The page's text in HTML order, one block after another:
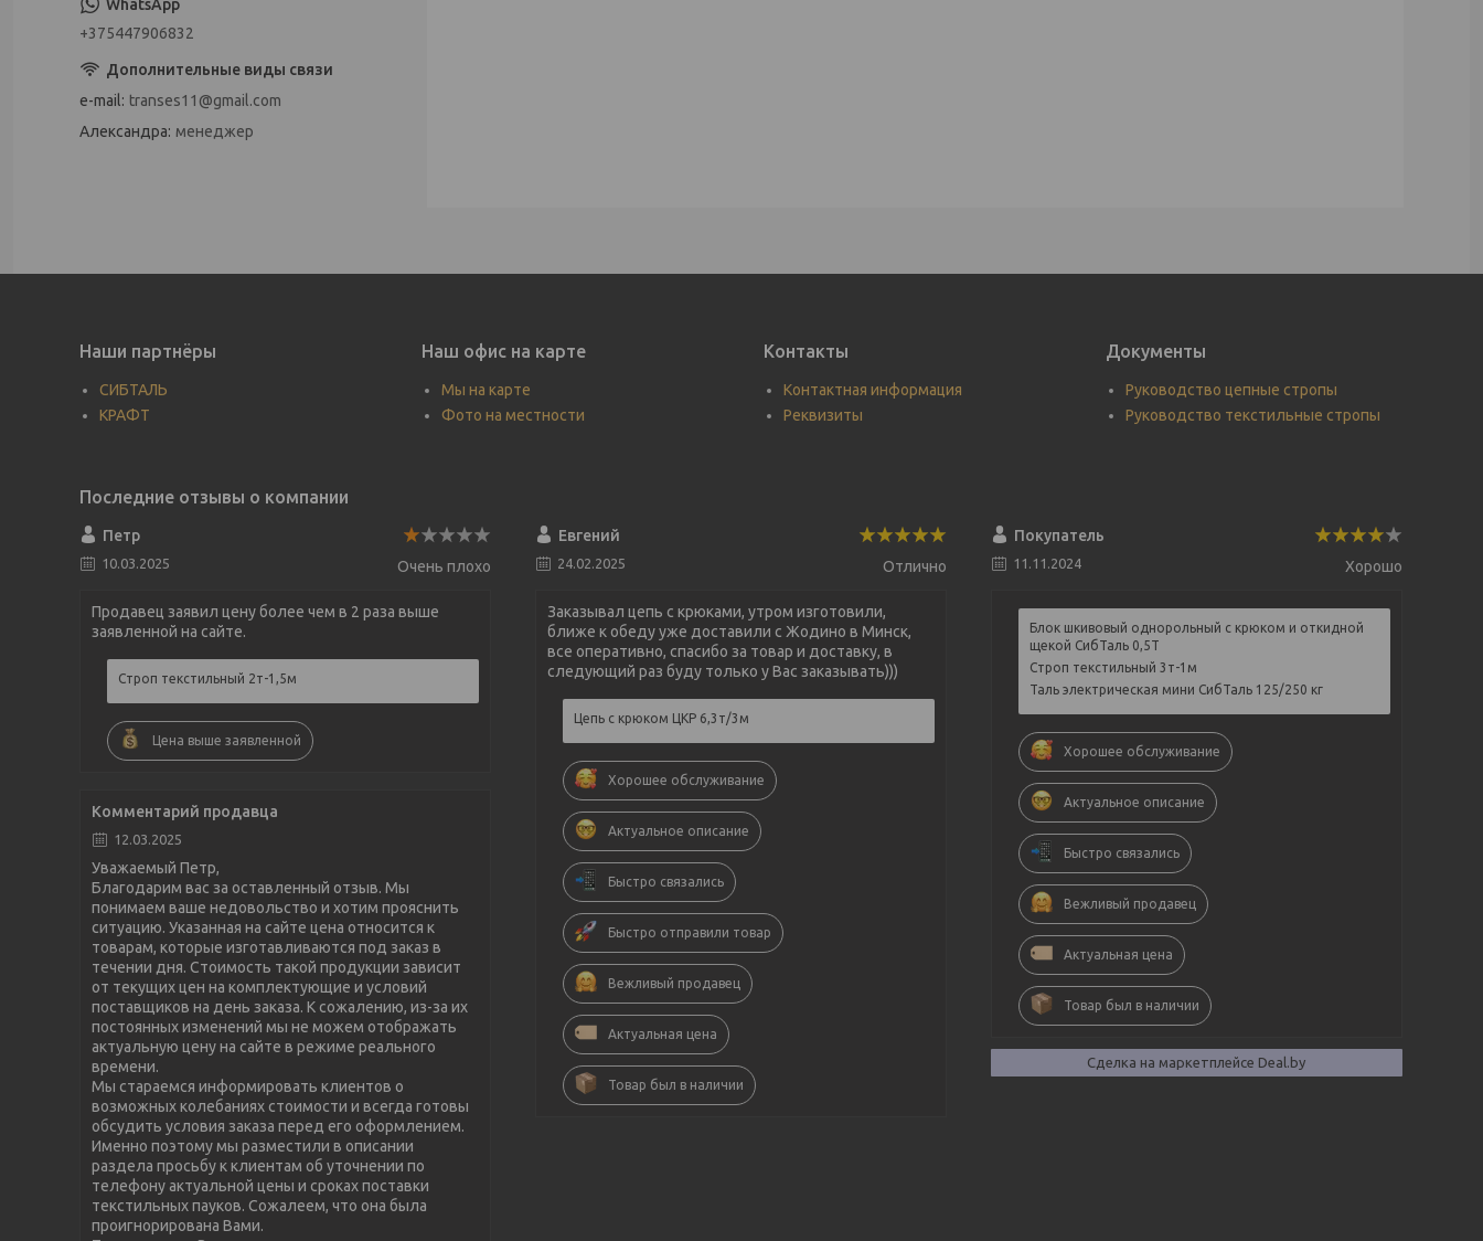
+375447906832
e-mail transes11@gmail.com
Александра менеджер
Наши партнёры
СИБТАЛЬ
КРАФТ
Наш офис на карте
Мы на карте
Фото на местности
Контакты
Контактная информация
Реквизиты
Документы
Руководство цепные стропы
Руководство текстильные стропы
Петр
10.03.2025 Очень плохо
Продавец заявил цену более чем в 2 раза выше
заявленной на сайте.
Строп текстильный 2т-1,5м
Цена выше заявленной
Комментарий продавца
12.03.2025
Уважаемый Петр,
Благодарим вас за оставленный отзыв. Мы
понимаем ваше недовольство и хотим прояснить
ситуацию. Указанная на сайте цена относится к
товарам, которые изготавливаются под заказ в
течении дня. Стоимость такой продукции зависит
от текущих цен на комплектующие и условий
поставщиков на день заказа. К сожалению, из-за их
постоянных изменений мы не можем отображать
актуальную цену на сайте в режиме реального
времени.
Мы стараемся информировать клиентов о
возможных колебаниях стоимости и всегда готовы
обсудить условия заказа перед его оформлением.
Именно поэтому мы разместили в описании
раздела просьбу к клиентам об уточнении по
телефону актуальной цены и сроках поставки
текстильных пауков. Сожалеем, что она была
проигнорирована Вами.
Евгений
24.02.2025 Отлично
Заказывал цепь с крюками, утром изготовили,
ближе к обеду уже доставили с Жодино в Минск,
все оперативно, спасибо за товар и доставку, в
следующий раз буду только у Вас заказывать)))
Цепь с крюком ЦКР 6,3т/3м
Хорошее обслуживание
Актуальное описание
Быстро связались
Быстро отправили товар
Вежливый продавец
Актуальная цена
Товар был в наличии
Покупатель
11.11.2024 Хорошо
Блок шкивовый однорольный с крюком и откидной
щекой СибТаль 0,5Т
Строп текстильный 3т-1м
Таль электрическая мини СибТаль 125/250 кг
Хорошее обслуживание
Актуальное описание
Быстро связались
Вежливый продавец
Актуальная цена
Товар был в наличии
Сделка на маркетплейсе Deal.by